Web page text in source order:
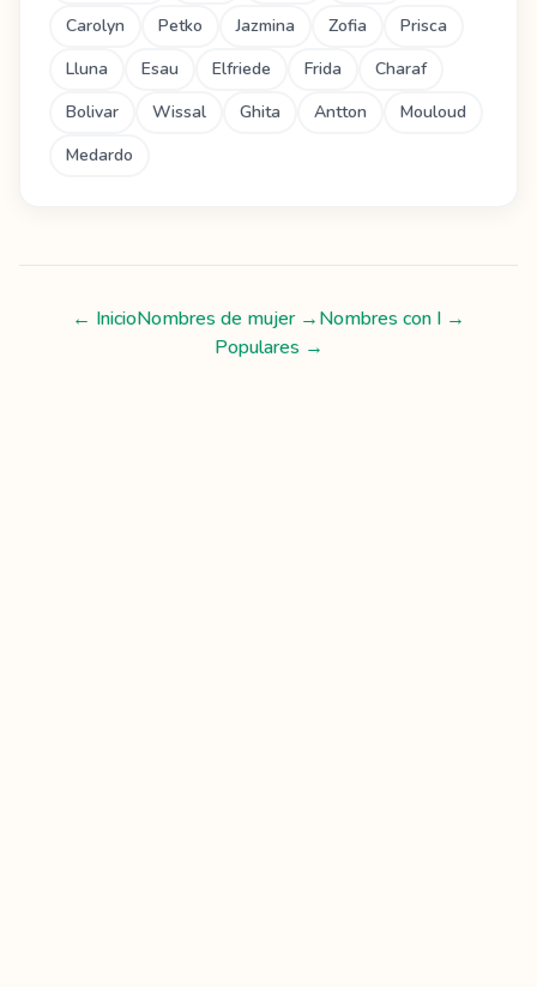
Carolyn
Petko Jazmina Zofia
Prisca
Lluna
Esau Elfriede Frida
Charaf
Bolivar
Wissal Ghita Antton
Mouloud
Medardo
← InicioNombres de mujer→Nombres con I →
Populares →